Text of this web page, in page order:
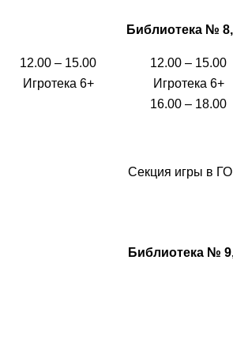
Библиотека № 8,
12.00 – 15.00
12.00 – 15.00
Игротека 6+
Игротека 6+
16.00 – 18.00
Секция игры в
Библиотека №